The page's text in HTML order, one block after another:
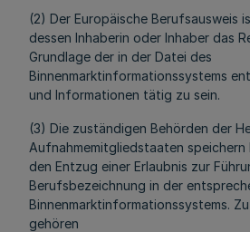
(2) Der Europäische Berufsausweis
dessen Inhaberin oder Inhaber das
Grundlage der in der Datei des
Binnenmarktinformationssystems
und Informationen tätig zu sein.
(3) Die zuständigen Behörden der
Aufnahmemitgliedstaaten
den Entzug einer Erlaubnis zur
Berufsbezeichnung in der
Binnenmarktinformationssystems.
gehören